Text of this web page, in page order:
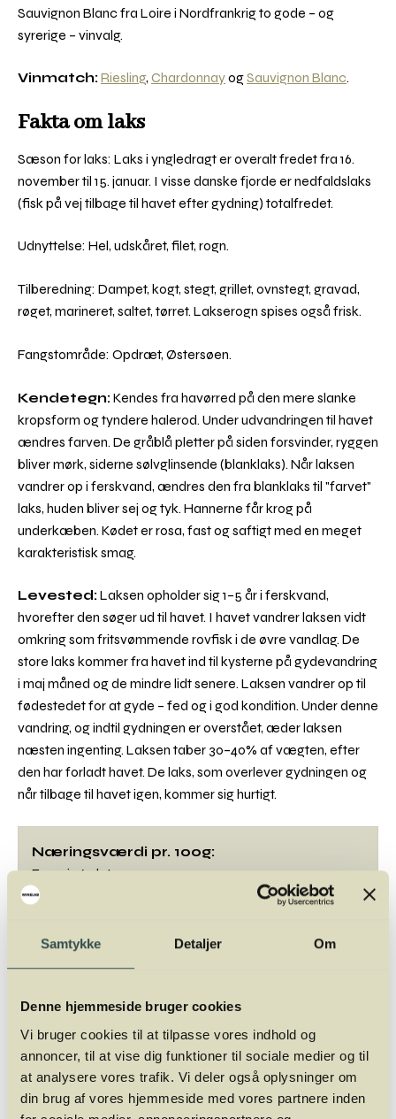
Samtykke Detaljer Om
Denne hjemmeside bruger cookies
Vi bruger cookies til at tilpasse vores indhold og
annoncer, til at vise dig funktioner til sociale medier og til
at analysere vores trafik. Vi deler også oplysninger om
din brug af vores hjemmeside med vores partnere inden
Sauvignon Blanc fra Loire i Nordfrankrig to gode – og
syrerige – vinvalg.
Vinmatch:Riesling, ChardonnayogSauvignon Blanc.
Fakta om laks
Sæson for laks: Laks i yngledragt er overalt fredet fra 16.
november til 15. januar. I visse danske fjorde er nedfaldslaks
(fisk på vej tilbage til havet efter gydning) totalfredet.
Udnyttelse: Hel, udskåret, filet, rogn.
Tilberedning: Dampet, kogt, stegt, grillet, ovnstegt, gravad,
røget, marineret, saltet, tørret. Lakserogn spises også frisk.
Fangstområde: Opdræt, Østersøen.
Kendetegn:Kendes fra havørred på den mere slanke
kropsform og tyndere halerod. Under udvandringen til havet
ændres farven. De gråblå pletter på siden forsvinder, ryggen
bliver mørk, siderne sølvglinsende (blanklaks). Når laksen
vandrer op i ferskvand, ændres den fra blanklaks til "farvet"
laks, huden bliver sej og tyk. Hannerne får krog på
underkæben. Kødet er rosa, fast og saftigt med en meget
karakteristisk smag.
Levested:Laksen opholder sig 1–5 år i ferskvand,
hvorefter den søger ud til havet. I havet vandrer laksen vidt
omkring som fritsvømmende rovfisk i de øvre vandlag. De
store laks kommer fra havet ind til kysterne på gydevandring
i maj måned og de mindre lidt senere. Laksen vandrer op til
fødestedet for at gyde – fed og i god kondition. Under denne
vandring, og indtil gydningen er overstået, æder laksen
næsten ingenting. Laksen taber 30–40% af vægten, efter
den har forladt havet. De laks, som overlever gydningen og
når tilbage til havet igen, kommer sig hurtigt.
Næringsværdi pr. 100g:
Energi 769 kJ
Protein 18,4 g
Fedt 12,0 g
Engelsk: Salmon
Tysk: Lachs
Fransk: Saumon